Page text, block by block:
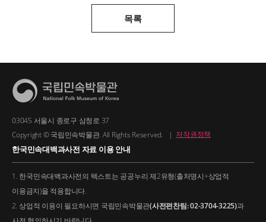
목록
03045 서울시 종로구 삼청로 37
Copyright © 국립민속박물관. All Rights Reserved.
| 저작권정책
한국민속대백과사전 자료 이용 안내
1. 한국민속대백과사전의 텍스트는 공공누리 제2유형(출처명시+상업적
이용금지)을 적용합니다.
2. 상업적 이용이 필요하시면 국립민속박물관(사전편찬팀: 02-3704-3225)과